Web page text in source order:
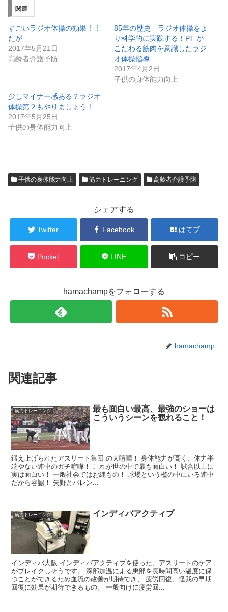
関連
すごいラジオ体操の効果！！
だが
2017年5月21日
高齢者介護予防
85年の歴史 ラジオ体操をよ
り科学的に実践する！PT が
こだわる筋肉を意識したラジ
オ体操指導
2017年4月2日
子供の身体能力向上
少しマイナー感ある？ラジオ
体操第２もやりましょう！
2017年5月25日
子供の身体能力向上
子供の身体能力向上 筋力トレーニング 高齢者介護予防
シェアする
Twitter Facebook はてブ
Pocket LINE コピー
hamachampをフォローする
hamachamp
関連記事
筋力トレーニング
最も面白い最高、最強のショーは
こういうシーンを観れること！
鍛え上げられたアスリート集団 の大喧嘩！ 身体能力が高く、体力半
端やない連中のガチ喧嘩！ これが世の中で最も面白い！ 試合以上に
実は面白い！ 一般社会ではお縄もの！ 球場という檻の中にいる連中
だから容認！ 矢野とバレン...
筋力トレーニング インディバアクティブ
インディバ大阪 インディバアクティブを使った、アスリートのケア
がブレイクしそうです。 深部加温による患部を長時間高い温度に保
つことができるため血流の改善が期待でき、 疲労回復、怪我の早期
回復に効果が期待できるもの。 一般向けに疲労回...